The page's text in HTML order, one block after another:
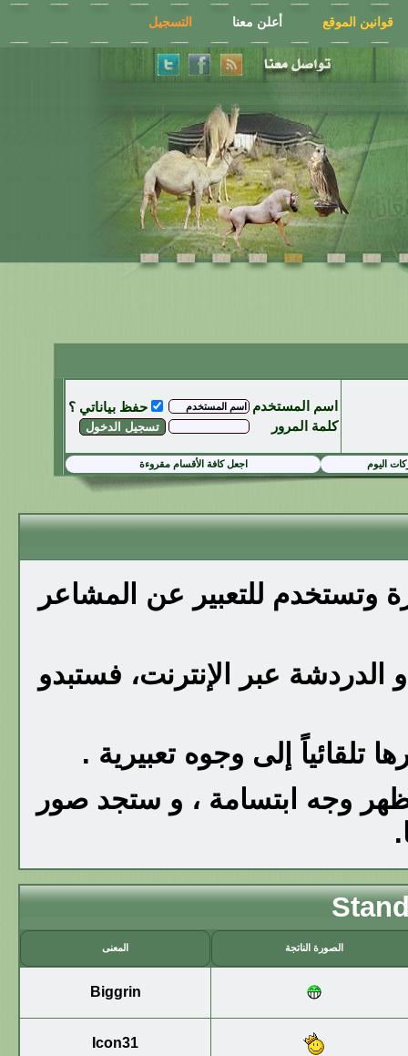
قوانين الموقع أعلن معنا التسجيل
اسم المستخدم
حفظ بياناتي ؟
كلمة المرور
اليوم اجعل كافة الأقسام مقروءة
وتستخدم للتعبير عن المشاعر
الدردشة عبر الإنترنت، فستبدو
إلى وجوه تعبيرية .
وجه ابتسامة ، و ستجد صور
الصورة الناتجة المعنى
Biggrin
Icon31